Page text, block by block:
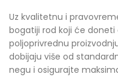
Uz kvalitetnu i
bogatiji rod koji će
poljoprivrednu
dobijaju više od
negu i osigurajte